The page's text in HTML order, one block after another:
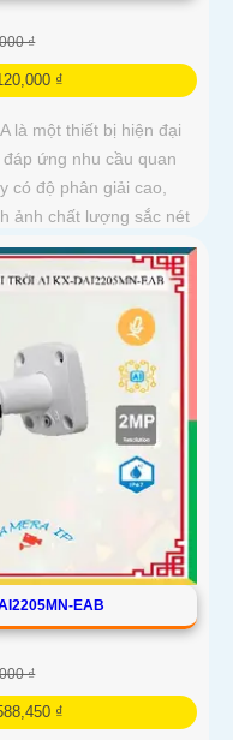
₫
₫
là một thiết bị hiện đại
ứng nhu cầu quan
có độ phân giải cao,
ảnh chất lượng sắc nét
EAB
₫
₫